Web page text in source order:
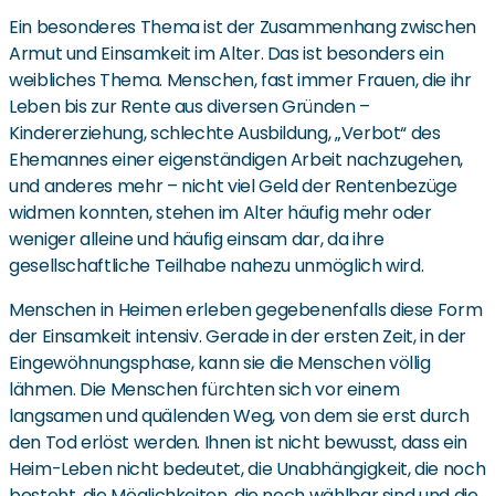
Ein besonderes Thema ist der Zusammenhang zwischen
Armut und Einsamkeit im Alter. Das ist besonders ein
weibliches Thema. Menschen, fast immer Frauen, die ihr
Leben bis zur Rente aus diversen Gründen –
Kindererziehung, schlechte Ausbildung, „Verbot“ des
Ehemannes einer eigenständigen Arbeit nachzugehen,
und anderes mehr – nicht viel Geld der Rentenbezüge
widmen konnten, stehen im Alter häufig mehr oder
weniger alleine und häufig einsam dar, da ihre
gesellschaftliche Teilhabe nahezu unmöglich wird.
Menschen in Heimen erleben gegebenenfalls diese Form
der Einsamkeit intensiv. Gerade in der ersten Zeit, in der
Eingewöhnungsphase, kann sie die Menschen völlig
lähmen. Die Menschen fürchten sich vor einem
langsamen und quälenden Weg, von dem sie erst durch
den Tod erlöst werden. Ihnen ist nicht bewusst, dass ein
Heim-Leben nicht bedeutet, die Unabhängigkeit, die noch